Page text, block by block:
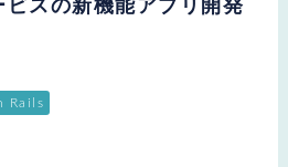
ビスの新機能アプリ開発
Rails